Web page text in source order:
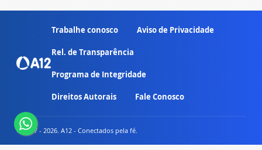
Trabalhe conosco Aviso de Privacidade
Rel. de Transparência
Programa de Integridade
Direitos Autorais Fale Conosco
© 2007 - 2026. A12 - Conectados pela fé.